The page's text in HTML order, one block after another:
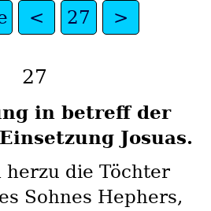
< 27 >
27
in betreff der
Josuas.
herzu die Töchter
Sohnes Hephers,